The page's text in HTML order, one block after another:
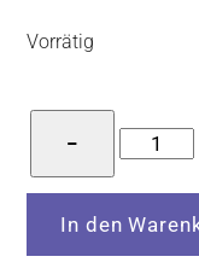
Vorrätig
−
Bunzlauer
Keramik
13
cm
In den